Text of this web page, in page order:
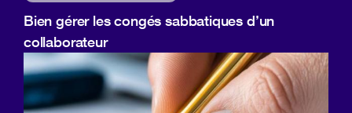
Bien gérer les congés sabbatiques d’un
collaborateur